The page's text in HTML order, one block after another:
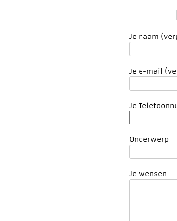
Je naam
Je e-mail
Je
Onderwerp
Je wensen